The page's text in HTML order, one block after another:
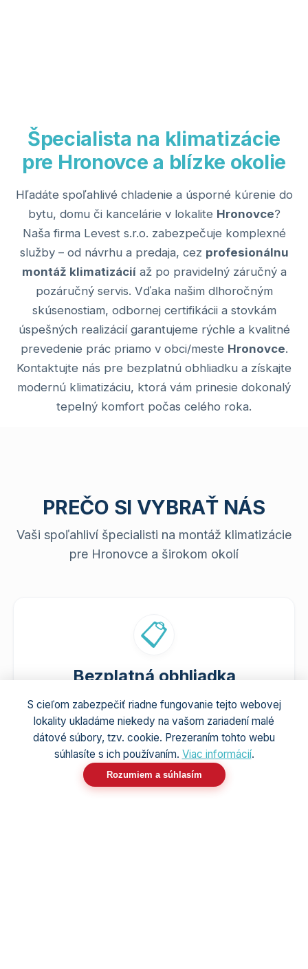
Špecialista na klimatizácie
pre Hronovce a blízke okolie
Hľadáte spoľahlivé chladenie a úsporné kúrenie do
bytu, domu či kancelárie v lokalite Hronovce?
Naša firma Levest s.r.o. zabezpečuje komplexné
služby – od návrhu a predaja, cez profesionálnu
montáž klimatizáciíaž po pravidelný záručný a
pozáručný servis. Vďaka našim dlhoročným
skúsenostiam, odbornej certifikácii a stovkám
úspešných realizácií garantujeme rýchle a kvalitné
prevedenie prác priamo v obci/meste Hronovce.
Kontaktujte nás pre bezplatnú obhliadku a získajte
modernú klimatizáciu, ktorá vám prinesie dokonalý
tepelný komfort počas celého roka.
PREČO SI VYBRAŤ NÁS
Vaši spoľahliví špecialisti na montáž klimatizácie
pre Hronovce a širokom okolí
📋
Bezplatná obhliadka
Prídeme priamo k vám, zhodnotíme priestor a
navrhneme najlepšie riešenie presne pre vaše
potreby - to všetko úplne zadarmo.
S cieľom zabezpečiť riadne fungovanie tejto webovej
lokality ukladáme niekedy na vašom zariadení malé
dátové súbory, tzv. cookie. Prezeraním tohto webu
súhlasíte s ich používaním. Viac informácií.
Rozumiem a súhlasím